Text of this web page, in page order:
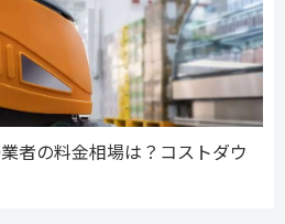
者の料金相場は？コストダウ